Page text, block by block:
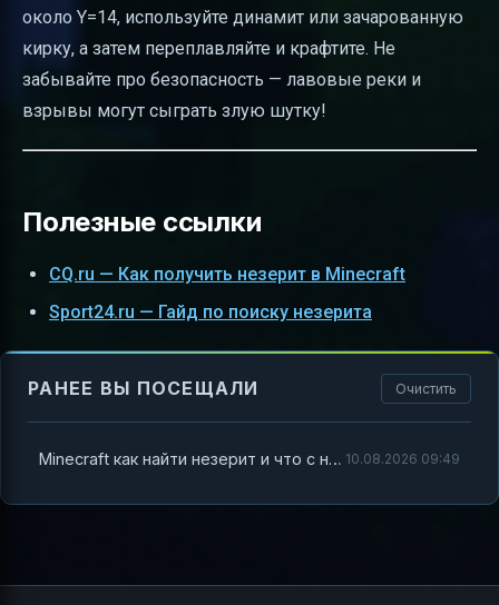
около Y=14, используйте динамит или зачарованную
кирку, а затем переплавляйте и крафтите. Не
забывайте про безопасность — лавовые реки и
взрывы могут сыграть злую шутку!
Полезные ссылки
CQ.ru — Как получить незерит в Minecraft
Sport24.ru — Гайд по поиску незерита
РАНЕЕ ВЫ ПОСЕЩАЛИ Очистить
Minecraft как найти незерит и что с ним делать 10.08.2026 09:49